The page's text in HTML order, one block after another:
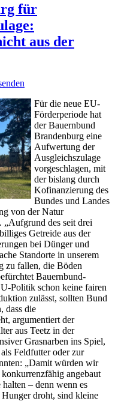
für
aus der
Für die neue EU-
Förderperiode hat
der Bauernbund
Brandenburg eine
Aufwertung der
Ausgleichszulage
vorgeschlagen, mit
der bislang durch
Kofinanzierung des
Bundes und Landes
von der Natur
„Aufgrund des seit drei
Getreide aus der
bei Dünger und
Standorte in unserem
zu fallen, die Böden
Bauernbund-
Politik schon keine fairen
zulässt, sollten Bund
dass die
argumentiert der
aus Teetz in der
Grasnarben ins Spiel,
Feldfutter oder zur
„Damit würden wir
angebaut
– denn wenn es
droht, sind kleine